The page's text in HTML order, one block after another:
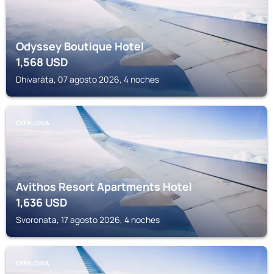
Odyssey Boutique Hotel
1,568USD
Dhivaráta, 07 agosto 2026, 4 noches
CEFALONIA
Avithos Resort Apartments Hotel
1,636USD
Svoronata, 17 agosto 2026, 4 noches
CEFALONIA